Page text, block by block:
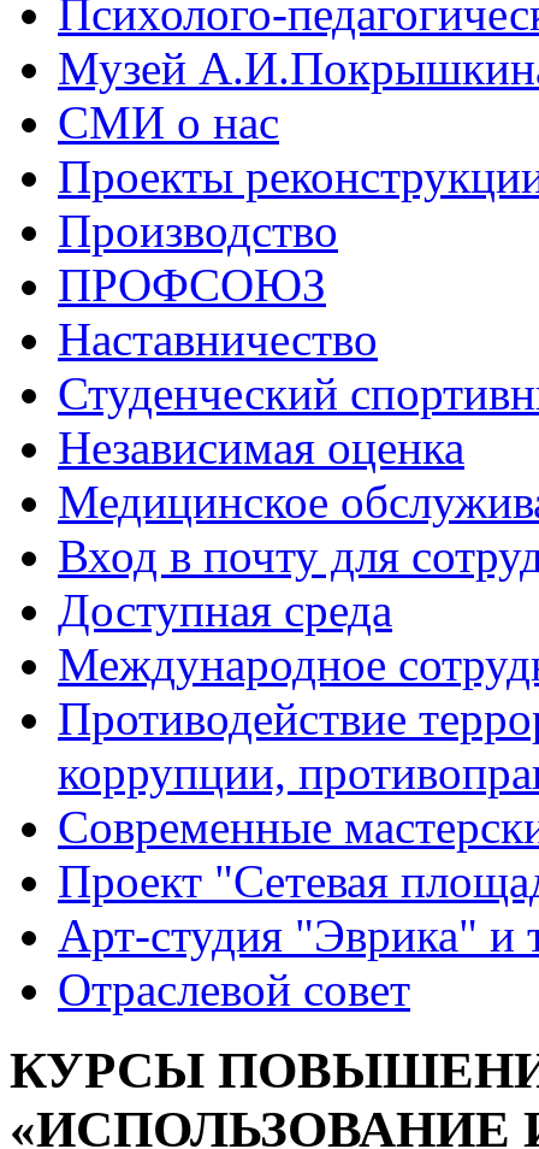
Психолого-
Музей
СМИ о нас
Проекты
Производство
ПРОФСОЮЗ
Наставничество
Студенческий
Независимая оценка
Медицинское
Вход в почту для
Доступная среда
Международное
Противодействие
коррупции,
Современные
Проект "Сетевая
Арт-студия "Эврика" и
Отраслевой совет
КУРСЫ